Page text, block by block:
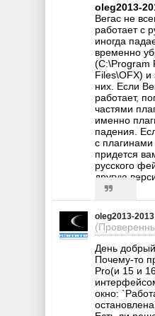
oleg2013-
Вегас не
работает с
иногда
временно
(C:\Program
Files\OFX) и
них. Если
работает,
частями
именно
падения.
с плагинами
придется
русского
другую
oleg2013-2013
День
Почему-то
Pro(и 15 и
окно: